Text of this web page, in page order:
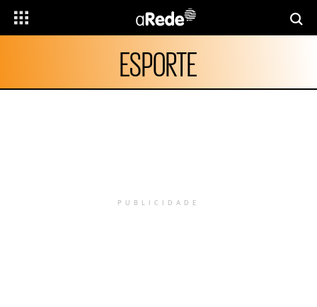
ESPORTE
PUBLICIDADE